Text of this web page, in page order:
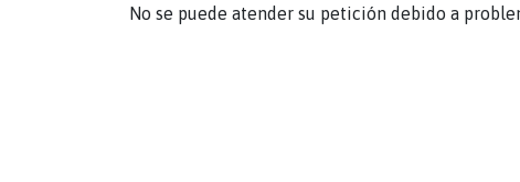
No se puede atender su petición debido a